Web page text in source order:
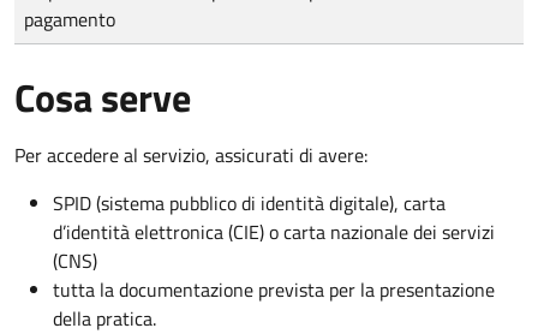
pagamento
Cosa serve
Per accedere al servizio, assicurati di avere:
SPID (sistema pubblico di identità digitale), carta
d’identità elettronica (CIE) o carta nazionale dei servizi
(CNS)
tutta la documentazione prevista per la presentazione
della pratica.